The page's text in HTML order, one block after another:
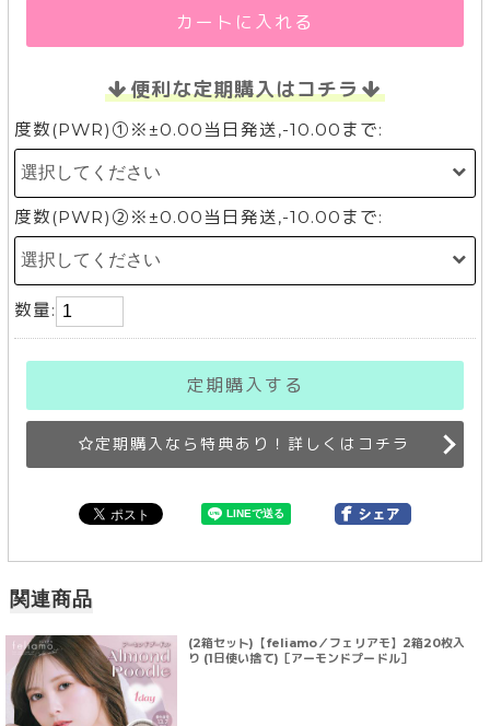
カートに入れる
便利な定期購入はコチラ
度数(PWR)①※±0.00当日発送,-10.00まで:
度数(PWR)②※±0.00当日発送,-10.00まで:
数量:
定期購入する
定期購入なら特典あり！詳しくはコチラ
関連商品
(2箱セット)【feliamo／フェリアモ】2箱20枚入
り (1日使い捨て)［アーモンドプードル］